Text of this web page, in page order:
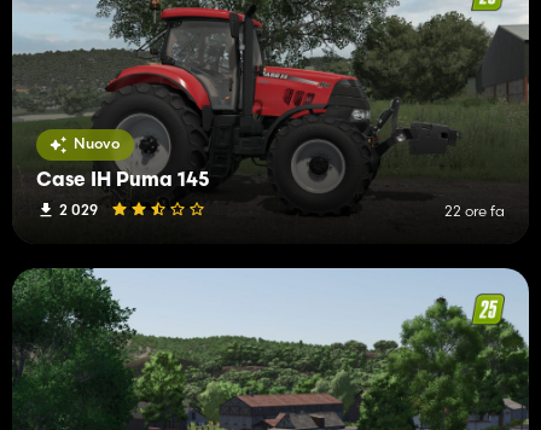
Nuovo
Case IH Puma 145
2 029 22 ore fa